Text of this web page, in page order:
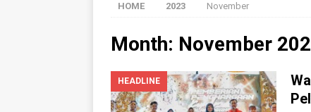
HOME 2023 November
Month: November
HEADLINE